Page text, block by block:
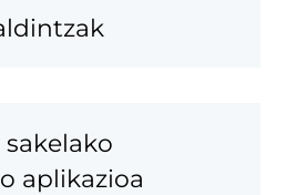
sakelako
aplikazioa